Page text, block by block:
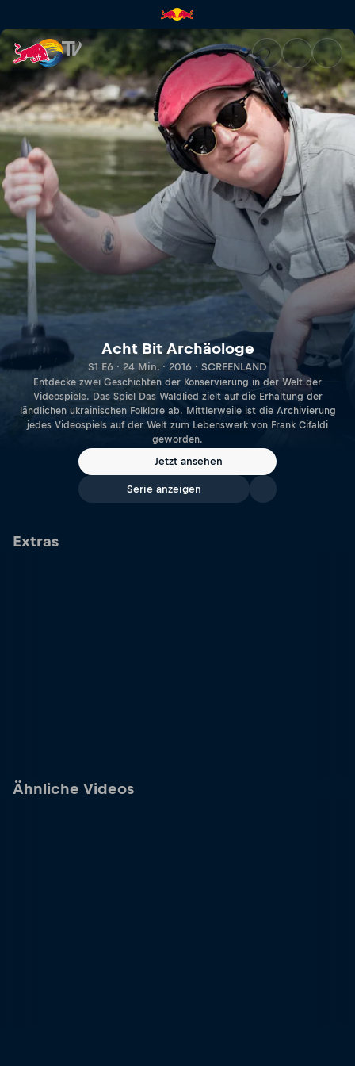
Acht Bit Archäologe | Red
Acht Bit Archäologe
S1 E6 · 24 Min. · 2016 · SCREENLAND
Entdecke zwei Geschichten der Konservierung in der Welt der
Videospiele. Das Spiel Das Waldlied zielt auf die Erhaltung der
ländlichen ukrainischen Folklore ab. Mittlerweile ist die Archivierung
jedes Videospiels auf der Welt zum Lebenswerk von Frank Cifaldi
geworden.
Jetzt ansehen
Serie anzeigen
Extras
Ähnliche Videos